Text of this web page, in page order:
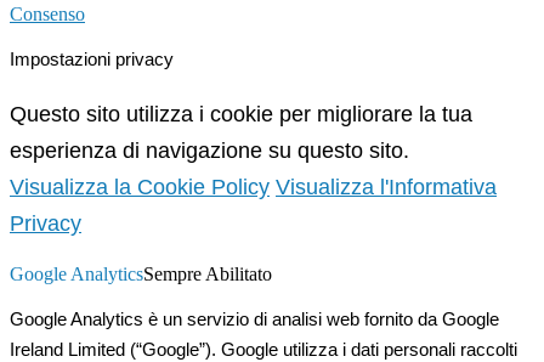
Consenso
Impostazioni privacy
Questo sito utilizza i cookie per migliorare la tua
esperienza di navigazione su questo sito.
Visualizza la Cookie Policy Visualizza l'Informativa
Privacy
Google AnalyticsSempre Abilitato
Google Analytics è un servizio di analisi web fornito da Google
Ireland Limited (“Google”). Google utilizza i dati personali raccolti